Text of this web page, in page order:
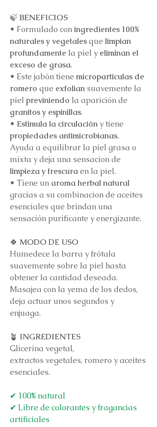
🍃 BENEFICIOS
• Formulado coningredientes 100%
naturales y vegetalesque limpian
profundamente la piel y eliminan el
exceso de grasa.
• Este jabón tiene microparticulas de
romero que exfolian suavemente la
piel previniendo la aparición de
granitos y espinillas.
• Estimula la circulacióny tiene
propiedades antimicrobianas.
Ayuda a equilibrar la piel grasa o
mixta ydeja una sensacion de
limpieza y frescuraen la piel.
• Tiene un aroma herbal natural
gracias a su combinacion de aceites
esenciales que brindan una
sensación purificante y energizante.
🍀 MODO DE USO
Humedece la barra y frótala
suavemente sobre la piel hasta
obtener la cantidad deseada.
Masajea con la yema de los dedos,
deja actuar unos segundos y
enjuaga.
🪴 INGREDIENTES
Glicerina vegetal,
extractos vegetales, romero y aceites
esenciales.
✔ 100% natural
✔ Libre de colorantes y fragancias
artificiales